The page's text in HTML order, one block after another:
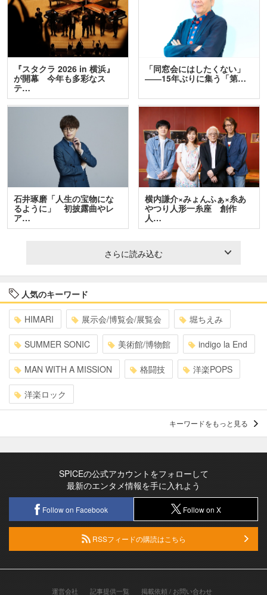
『スタクラ 2026 in 横浜』
が開幕 今年も多彩なス
テ…
「同窓会にはしたくない」
――15年ぶりに集う「第…
石井琢磨「人生の宝物にな
るように」 初披露曲やレ
ア…
横内謙介×みょんふぁ×糸あ
やつり人形一糸座 創作
人…
さらに読み込む
人気のキーワード
HIMARI 展示会/博覧会/展覧会 堀ちえみ
SUMMER SONIC 美術館/博物館 indigo la End
MAN WITH A MISSION 格闘技 洋楽POPS
洋楽ロック
キーワードをもっと見る
SPICEの公式アカウントをフォローして
最新のエンタメ情報を手に入れよう
Follow on Facebook Follow on X
RSSフィードの購読はこちら
運営会社 記事提供一覧 掲載依頼 / お問い合わせ